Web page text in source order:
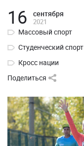
16 сентября
2021
Массовый спорт
Студенческий спорт
Кросс нации
Поделиться